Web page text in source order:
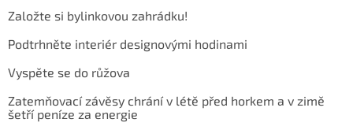
Založte si bylinkovou zahrádku!
Podtrhněte interiér designovými hodinami
Vyspěte se do růžova
Zatemňovací závěsy chrání v létě před horkem a v zimě
šetří peníze za energie